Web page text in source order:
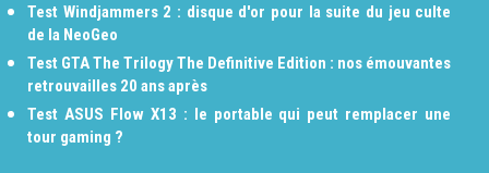
Test Windjammers 2 : disque d'or pour la suite du jeu culte
de la NeoGeo
Test GTA The Trilogy The Definitive Edition : nos émouvantes
retrouvailles 20 ans après
Test ASUS Flow X13 : le portable qui peut remplacer une
tour gaming ?